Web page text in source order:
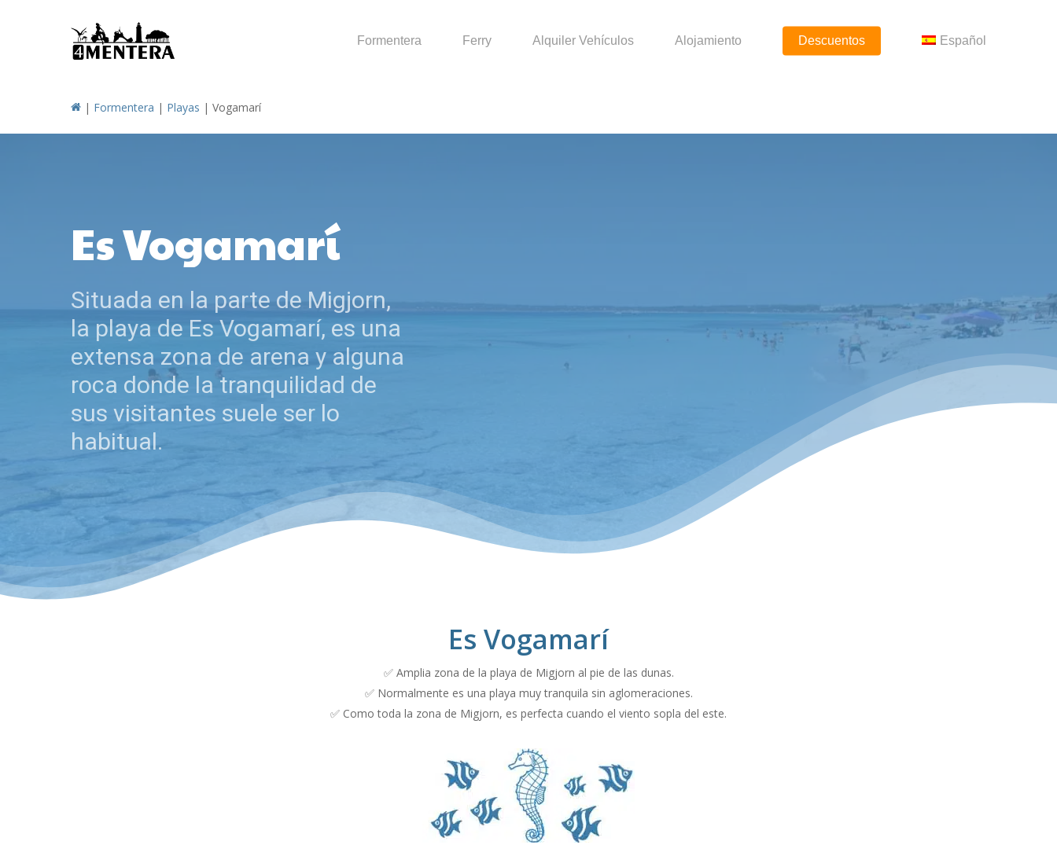
Formentera Ferry Alquiler Vehículos Alojamiento Descuentos Español
| Formentera | Playas | Vogamarí
Es Vogamarí
Situada en la parte de Migjorn,
la playa de Es Vogamarí, es una
extensa zona de arena y alguna
roca donde la tranquilidad de
sus visitantes suele ser lo
habitual.
Es Vogamarí
✅ Amplia zona de la playa de Migjorn al pie de las dunas.
✅ Normalmente es una playa muy tranquila sin aglomeraciones.
✅ Como toda la zona de Migjorn, es perfecta cuando el viento sopla del este.